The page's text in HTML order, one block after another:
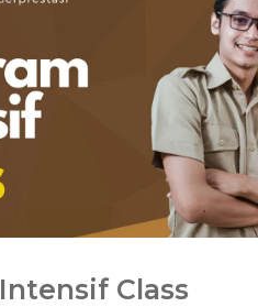
Intensif Class